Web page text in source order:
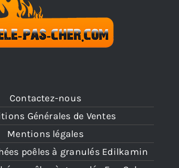
Contactez-nous
Générales de Ventes
Mentions légales
poêles à granulés Edilkamin